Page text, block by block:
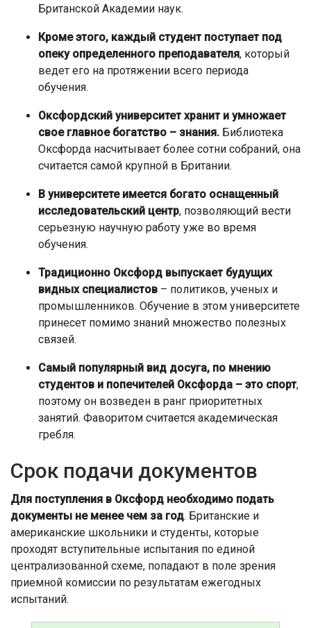
Британской Академии наук.
Кроме этого, каждый студент поступает под
опеку определенного преподавателя, который
ведет его на протяжении всего периода
обучения.
Оксфордский университет хранит и умножает
свое главное богатство – знания. Библиотека
Оксфорда насчитывает более сотни собраний, она
считается самой крупной в Британии.
В университете имеется богато оснащенный
исследовательский центр, позволяющий вести
серьезную научную работу уже во время
обучения.
Традиционно Оксфорд выпускает будущих
видных специалистов – политиков, ученых и
промышленников. Обучение в этом университете
принесет помимо знаний множество полезных
связей.
Самый популярный вид досуга, по мнению
студентов и попечителей Оксфорда – это спорт,
поэтому он возведен в ранг приоритетных
занятий. Фаворитом считается академическая
гребля.
Срок подачи документов
Для поступления в Оксфорд необходимо подать
документы не менее чем за год. Британские и
американские школьники и студенты, которые
проходят вступительные испытания по единой
централизованной схеме, попадают в поле зрения
приемной комиссии по результатам ежегодных
испытаний.